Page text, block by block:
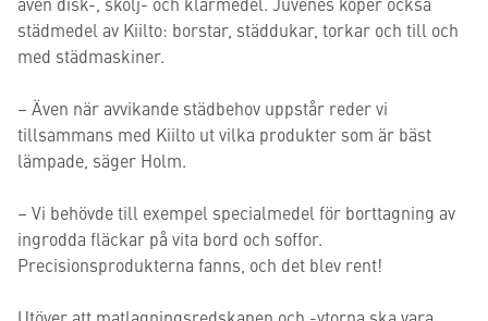
städmedel av Kiilto: borstar, städdukar, torkar och till och
med städmaskiner.
– Även när avvikande städbehov uppstår reder vi
tillsammans med Kiilto ut vilka produkter som är bäst
lämpade, säger Holm.
– Vi behövde till exempel specialmedel för borttagning av
ingrodda fläckar på vita bord och soffor.
Precisionsprodukterna fanns, och det blev rent!